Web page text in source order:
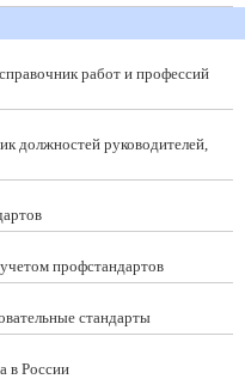
работ и профессий
должностей руководителей,
профстандартов
стандарты
в России